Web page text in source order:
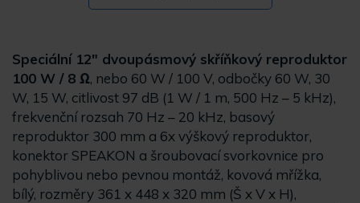
Speciální 12" dvoupásmový skříňkový reproduktor
100 W / 8 Ω, nebo 60 W / 100 V, odbočky 60 W, 30
W, 15 W, citlivost 97 dB (1 W / 1 m, 500 Hz – 5 kHz),
frekvenční rozsah 70 Hz – 20 kHz, basový
reproduktor 300 mm a 6x výškový reproduktor,
konektor SPEAKON a šroubovací svorkovnice pro
pohyblivou nebo pevnou montáž, kovová mřížka,
bílý, rozměry 361 x 448 x 320 mm (Š x V x H),